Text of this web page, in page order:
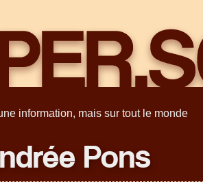
information, mais sur tout le monde
Pons